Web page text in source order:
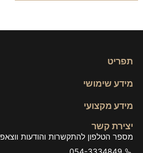
תפריט
מידע שימושי
מידע מקצועי
יצירת קשר
מספר הטלפון להתקשרות והודעות ווצאפ